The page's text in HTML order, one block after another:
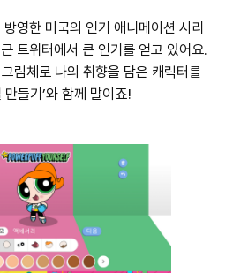
영한 미국의 인기 애니메이션 시리
트위터에서 큰 인기를 얻고 있어요.
림체로 나의 취향을 담은 캐릭터를
들기’와 함께 말이죠!